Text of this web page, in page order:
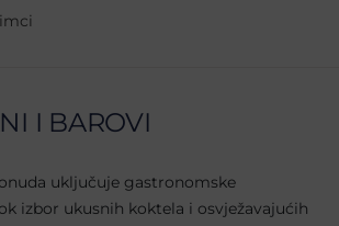
I BAROVI
uključuje gastronomske
izbor ukusnih koktela i osvježavajućih